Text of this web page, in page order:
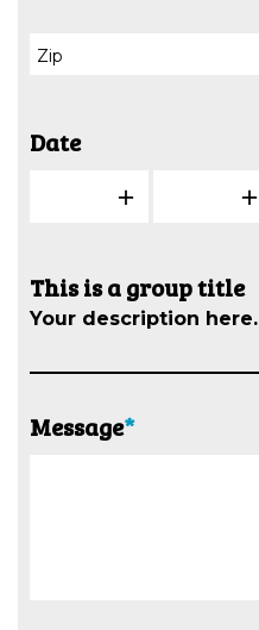
Date
This is a group title
Your description here.
Message*